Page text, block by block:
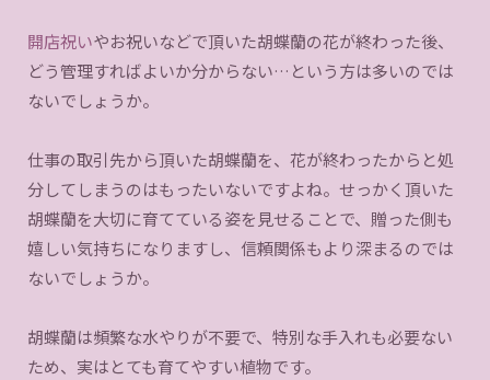
開店祝いやお祝いなどで頂いた胡蝶蘭の花が終わった後、
どう管理すればよいか分からない…という方は多いのでは
ないでしょうか。
仕事の取引先から頂いた胡蝶蘭を、花が終わったからと処
分してしまうのはもったいないですよね。せっかく頂いた
胡蝶蘭を大切に育てている姿を見せることで、贈った側も
嬉しい気持ちになりますし、信頼関係もより深まるのでは
ないでしょうか。
胡蝶蘭は頻繁な水やりが不要で、特別な手入れも必要ない
ため、実はとても育てやすい植物です。